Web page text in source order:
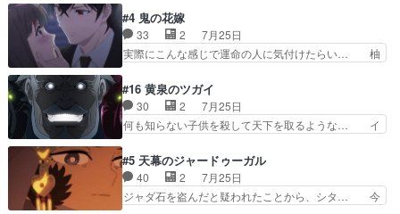
タ教育のせいで瑞佳がヒモカス… 伊万里ちゃんの
人前での苦手意識を抱えなが… 第４話をｄアニメ
ストアで視聴しました。視…
なはプリキュア仲間には自分が未来から… の活
躍、敵を圧倒ってのはおおよその流れだ… キュア
エクレール初変身＆初戦闘。プリキュ… キュアエ
クレールは強いが力を制御できない… キュアエク
ッコロで始まってちょっ… バカおもろいやん
www実質まどマギやんけ… しかも実質的にエク
レールが倒したビルであ…
#4 鬼の花嫁
33 2
7月25日
実際にこんな感じで運命の人に気付けたらい… 柚
の花嫁は一見すると甘い夢、理想の天国… 玲夜さ
んのご両親の登場ですこの世に数多い… 玲夜のお
父さんが石田彰だったことに驚きを… 主人公自分
の立場わかって無さすぎやしまた… ヨミツガと
子にも優しいし可愛いしこの… ユキノさんから玲
夜の父親の話で、そのイメ… あやかしの頂点に立
つ鬼龍院家の現当主が息…
#16 黄泉のツガイ
30 2
7月25日
何も知らない子供を殺して天下を取るような… イ
いバトル回の最後に、予想外の引きシン… これっ
て作者が描きたいのは"ユルの物語"… デラさんの
秘密がちょっとわかった回、正直… 左さんと刀持
ちさんが対決♪あとどこぞのじ… 何処も彼処も言
#5 天幕のジャードゥーガル
40 2
7月25日
ジャダ石を盗んだと疑われたことから、シタ… 今